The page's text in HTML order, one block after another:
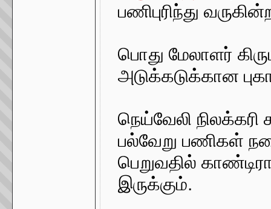
பணிபுரிந்து
பொது மேலாளர்
அடுக்கடுக்கான
நெய்வேலி நிலக்கரி
பல்வேறு பணிகள்
பெறுவதில்
இருக்கும்.